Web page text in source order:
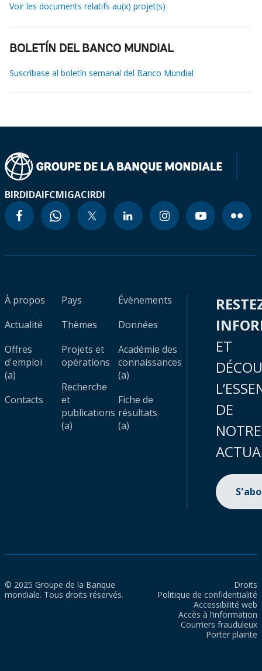
Voir les documents relatifs au(x) projet(s)
BOLETÍN DEL BANCO MUNDIAL
Suscríbase al boletín semanal del Banco Mundial
BIRDIDAIFCMIGACIRDI
À propos
Actualité
Offres
d'emploi
(a)
Contacts
Pays
Thèmes
Projets et
opérations
Recherche
et
publications
(a)
Évènements
Données
Académie des
connaissances
(a)
Fiche de
résultats
(a)
ET
DE
NOTRE
© 2025 Groupe de la Banque
mondiale. Tous droits réservés.
Droits
Politique de confidentialité
Accessibilité web
Accès à l’information
Courriers frauduleux
Porter plainte